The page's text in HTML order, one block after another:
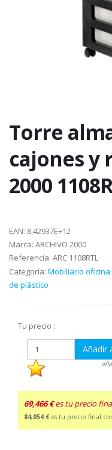
Torre
cajones y
2000
EAN: 8,42937E+12
Marca: ARCHIVO 2000
Referencia: ARC 1108RTL
Categoría: Mobiliario oficina
de plástico
Tu precio :
Añadir
69,466 € es tu precio
84,054 € es tu precio final